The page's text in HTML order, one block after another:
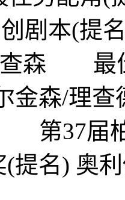
本(提
查森 最
金森/理查
第37届
(提名)